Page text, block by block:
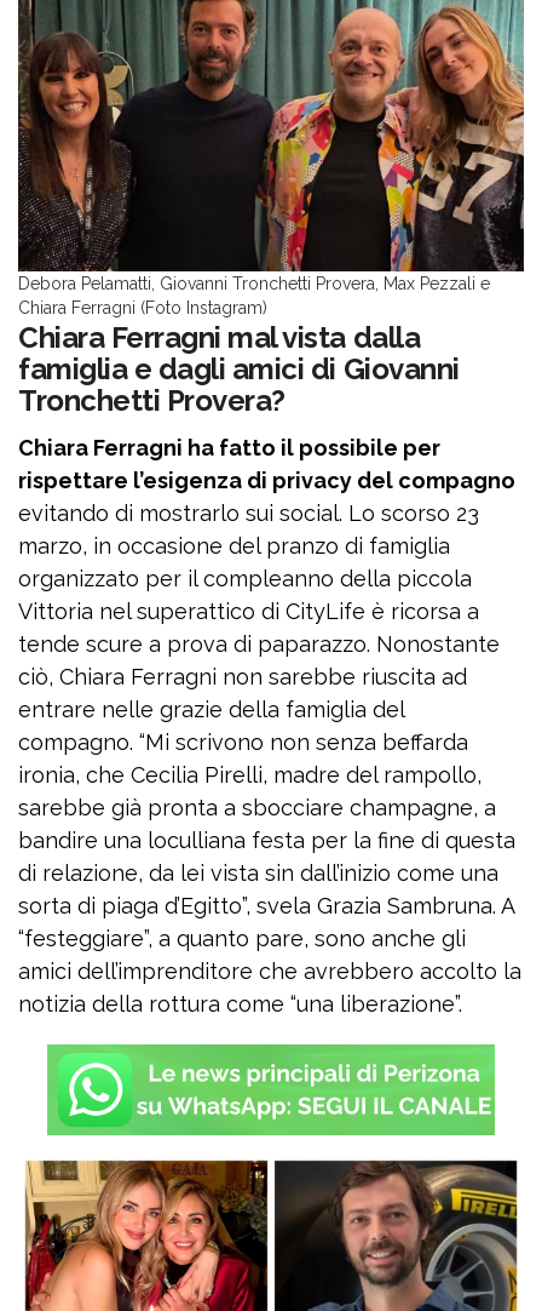
Debora Pelamatti, Giovanni Tronchetti Provera, Max Pezzali e
Chiara Ferragni (Foto Instagram)
Chiara Ferragni mal vista dalla
famiglia e dagli amici di Giovanni
Tronchetti Provera?
Chiara Ferragni ha fatto il possibile per
rispettare l’esigenza di privacy del compagno
evitando di mostrarlo sui social. Lo scorso 23
marzo, in occasione del pranzo di famiglia
organizzato per il compleanno della piccola
Vittoria nel superattico di CityLife è ricorsa a
tende scure a prova di paparazzo. Nonostante
ciò, Chiara Ferragni non sarebbe riuscita ad
entrare nelle grazie della famiglia del
compagno. “Mi scrivono non senza beffarda
ironia, che Cecilia Pirelli, madre del rampollo,
sarebbe già pronta a sbocciare champagne, a
bandire una loculliana festa per la fine di questa
di relazione, da lei vista sin dall’inizio come una
sorta di piaga d’Egitto”, svela Grazia Sambruna. A
“festeggiare”, a quanto pare, sono anche gli
amici dell’imprenditore che avrebbero accolto la
notizia della rottura come “una liberazione”.